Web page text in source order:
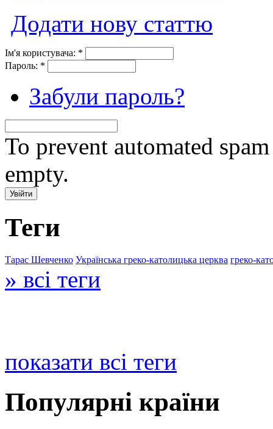
Додати нову статтю
Ім'я користувача: *
Пароль: *
Забули пароль?
To prevent automated
empty.
Теги
Тарас Шевченко Українська греко-католицька церква греко-
» всі теги
показати всі теги
Популярні країни